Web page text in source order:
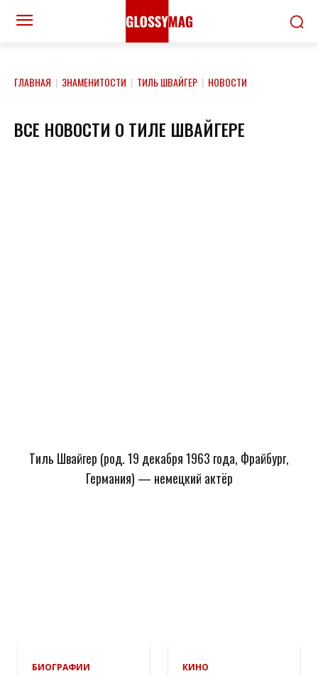
ГЛАВНАЯ | ЗНАМЕНИТОСТИ | ТИЛЬ ШВАЙГЕР | НОВОСТИ
ВСЕ НОВОСТИ О ТИЛЕ ШВАЙГЕРЕ
Тиль Швайгер (род. 19 декабря 1963 года, Фрайбург,
Германия) — немецкий актёр
БИОГРАФИИ КИНО